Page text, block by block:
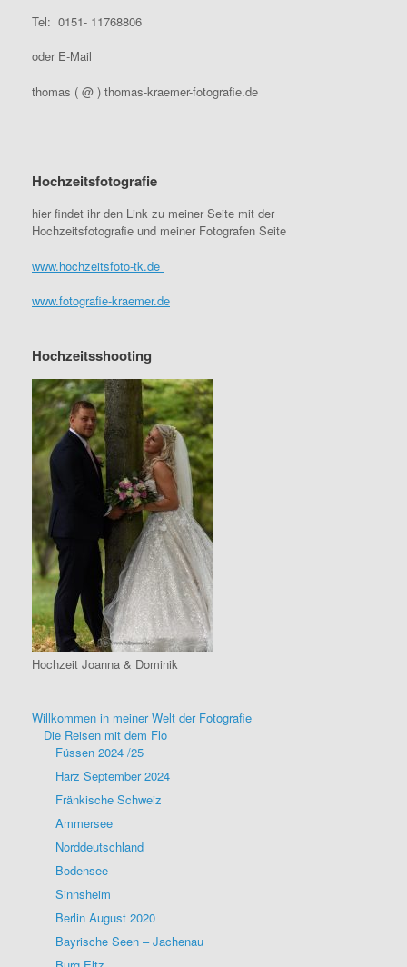
Tel: 0151- 11768806
oder E-Mail
thomas ( @ ) thomas-kraemer-fotografie.de
Hochzeitsfotografie
hier findet ihr den Link zu meiner Seite mit der
Hochzeitsfotografie und meiner Fotografen Seite
www.hochzeitsfoto-tk.de
www.fotografie-kraemer.de
Hochzeitsshooting
Hochzeit Joanna & Dominik
Willkommen in meiner Welt der Fotografie
Die Reisen mit dem Flo
Füssen 2024 /25
Harz September 2024
Fränkische Schweiz
Ammersee
Norddeutschland
Bodensee
Sinnsheim
Berlin August 2020
Bayrische Seen – Jachenau